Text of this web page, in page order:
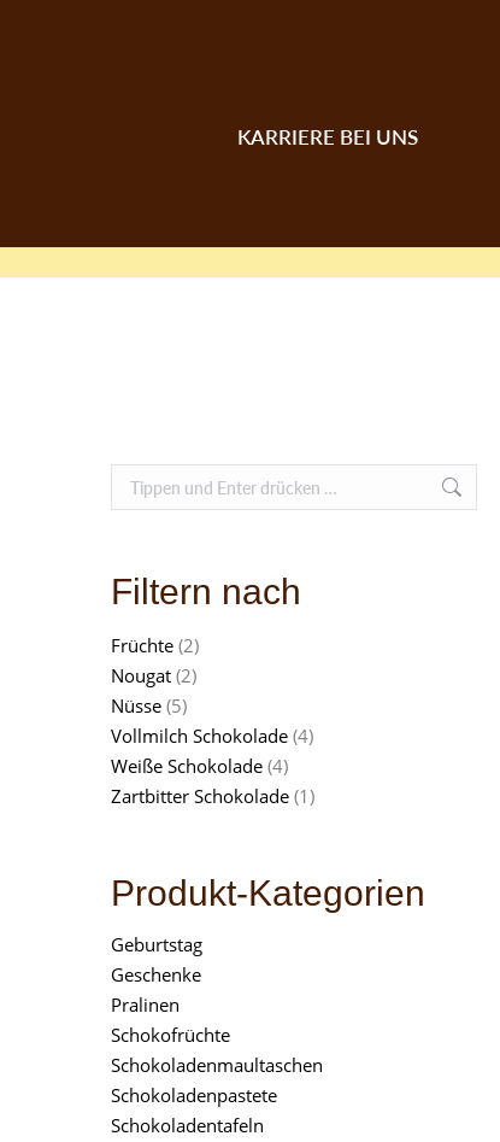
KARRIERE BEI UNS
Search:
Filtern nach
Früchte (2)
Nougat (2)
Nüsse (5)
Vollmilch Schokolade (4)
Weiße Schokolade (4)
Zartbitter Schokolade (1)
Produkt-Kategorien
Geburtstag
Geschenke
Pralinen
Schokofrüchte
Schokoladenmaultaschen
Schokoladenpastete
Schokoladentafeln